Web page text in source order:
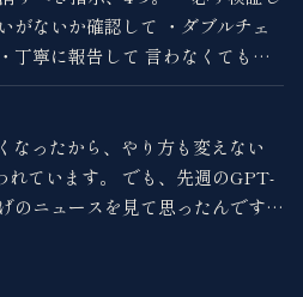
がないか確認して ・ダブルチェ
丁寧に報告して 言わなくてもや
重にかかって長くなるだけ。 残す
ールを実行させるときだけ。 足す
。なったから、やり方も変えない
れています。 でも、先週のGPT-
のニュースを見て思ったんです。